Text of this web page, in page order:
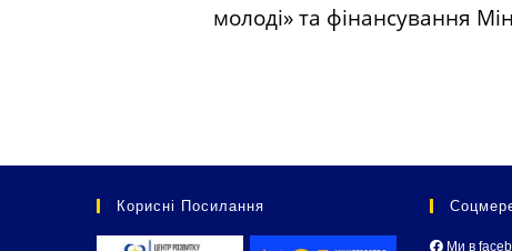
молоді» та фінансування
Корисні Посилання
Ми в